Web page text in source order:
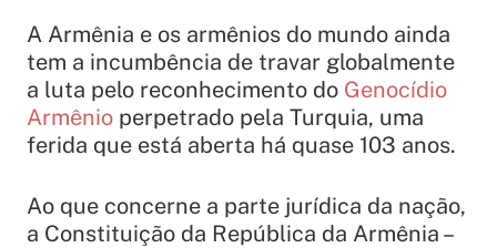
A Armênia e os armênios do mundo ainda
tem a incumbência de travar globalmente
a luta pelo reconhecimento do Genocídio
Armênio perpetrado pela Turquia, uma
ferida que está aberta há quase 103 anos.
Ao que concerne a parte jurídica da nação,
a Constituição da República da Armênia –